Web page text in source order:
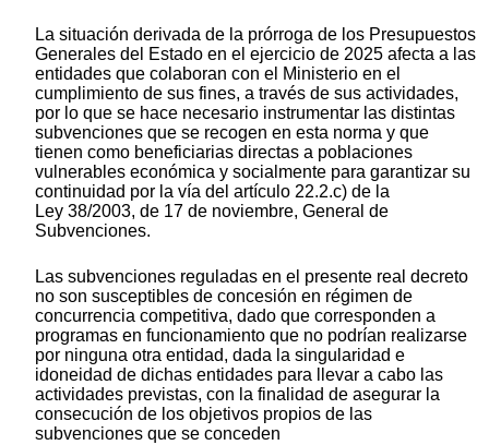
La situación derivada de la prórroga de los Presupuestos
Generales del Estado en el ejercicio de 2025 afecta a las
entidades que colaboran con el Ministerio en el
cumplimiento de sus fines, a través de sus actividades,
por lo que se hace necesario instrumentar las distintas
subvenciones que se recogen en esta norma y que
tienen como beneficiarias directas a poblaciones
vulnerables económica y socialmente para garantizar su
continuidad por la vía del artículo 22.2.c) de la
Ley 38/2003, de 17 de noviembre, General de
Subvenciones.
Las subvenciones reguladas en el presente real decreto
no son susceptibles de concesión en régimen de
concurrencia competitiva, dado que corresponden a
programas en funcionamiento que no podrían realizarse
por ninguna otra entidad, dada la singularidad e
idoneidad de dichas entidades para llevar a cabo las
actividades previstas, con la finalidad de asegurar la
consecución de los objetivos propios de las
subvenciones que se conceden